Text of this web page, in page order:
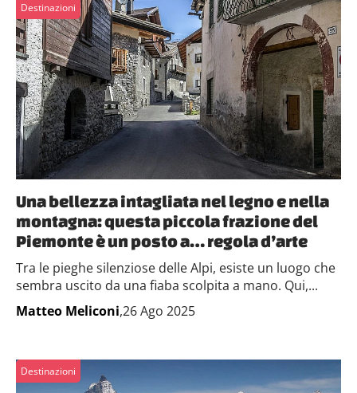
Destinazioni
Una bellezza intagliata nel legno e nella
montagna: questa piccola frazione del
Piemonte è un posto a… regola d’arte
Tra le pieghe silenziose delle Alpi, esiste un luogo che
sembra uscito da una fiaba scolpita a mano. Qui,...
Matteo Meliconi,26 Ago 2025
Destinazioni